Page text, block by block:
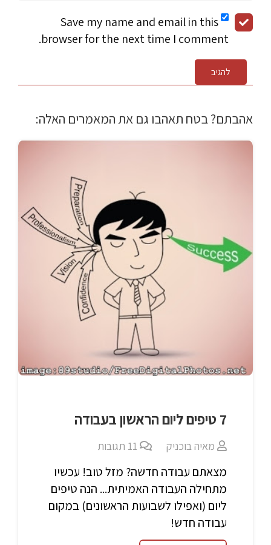
Save my name and email in this
browser for the next time I comment.
להגיב
אהבתם? בטח תאהבו גם את המאמרים האלה:
7 טיפים ליום הראשון בעבודה
מאיה בוכניק 11 תגובות
מצאתם עבודה חדשה? מזל טוב! עכשיו
מתחילה העבודה האמיתית... הנה טיפים
ליום (ואפילו לשבועות הראשונים) במקום
עבודה חדש!